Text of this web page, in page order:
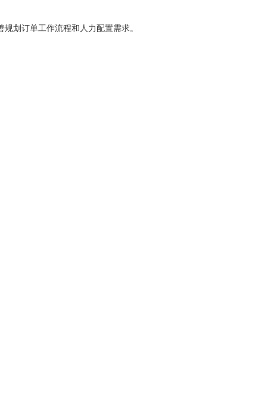
划订单工作流程和人力配置需求。